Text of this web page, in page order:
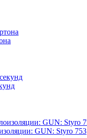
GUN: Styro 753